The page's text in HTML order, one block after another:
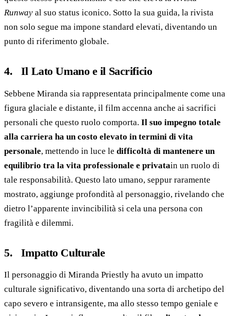
Runway al suo status iconico. Sotto la sua guida, la rivista
non solo segue ma impone standard elevati, diventando un
punto di riferimento globale.
4. Il Lato Umano e il Sacrificio
Sebbene Miranda sia rappresentata principalmente come una
figura glaciale e distante, il film accenna anche ai sacrifici
personali che questo ruolo comporta. Il suo impegno totale
alla carriera ha un costo elevato in termini di vita
personale, mettendo in luce le difficoltà di mantenere un
equilibrio tra la vita professionale e privatain un ruolo di
tale responsabilità. Questo lato umano, seppur raramente
mostrato, aggiunge profondità al personaggio, rivelando che
dietro l’apparente invincibilità si cela una persona con
fragilità e dilemmi.
5. Impatto Culturale
Il personaggio di Miranda Priestly ha avuto un impatto
culturale significativo, diventando una sorta di archetipo del
capo severo e intransigente, ma allo stesso tempo geniale e